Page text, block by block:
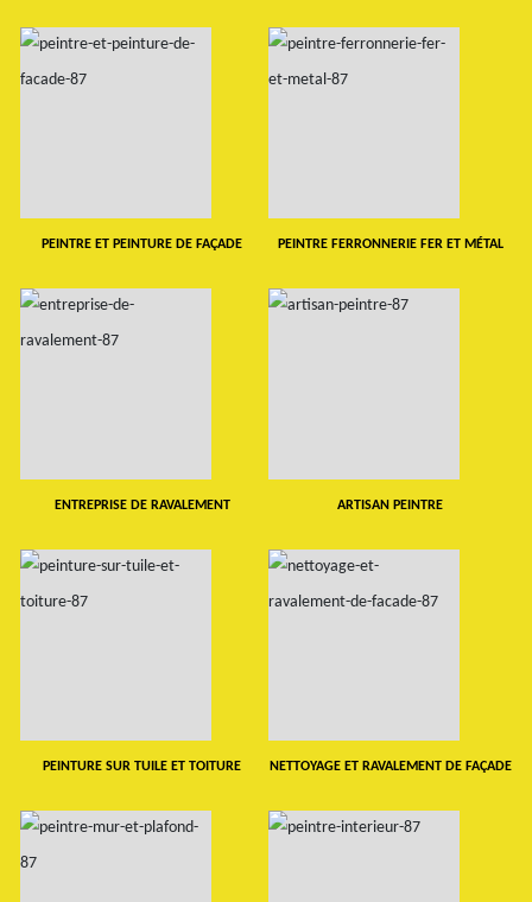
PEINTRE ET PEINTURE DE FAÇADE PEINTRE FERRONNERIE FER ET MÉTAL
ENTREPRISE DE RAVALEMENT ARTISAN PEINTRE
PEINTURE SUR TUILE ET TOITURE NETTOYAGE ET RAVALEMENT DE FAÇADE